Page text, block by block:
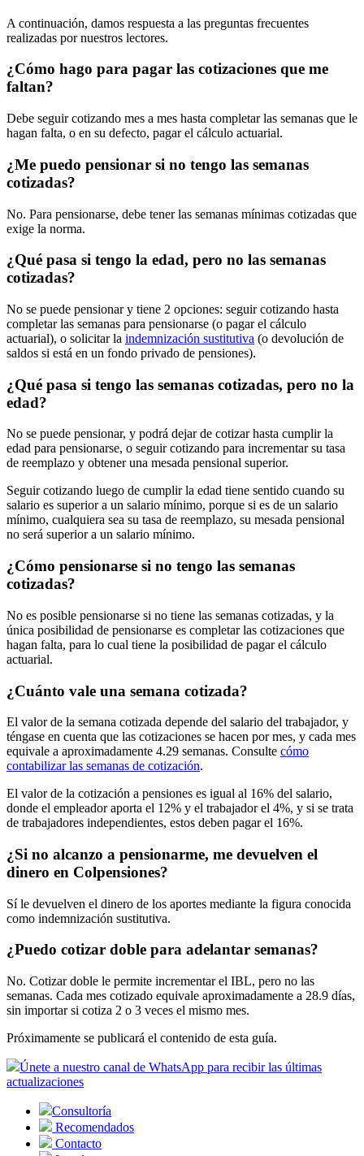
A continuación, damos respuesta a las preguntas frecuentes
realizadas por nuestros lectores.
¿Cómo hago para pagar las cotizaciones que me
faltan?
Debe seguir cotizando mes a mes hasta completar las semanas que le
hagan falta, o en su defecto, pagar el cálculo actuarial.
¿Me puedo pensionar si no tengo las semanas
cotizadas?
No. Para pensionarse, debe tener las semanas mínimas cotizadas que
exige la norma.
¿Qué pasa si tengo la edad, pero no las semanas
cotizadas?
No se puede pensionar y tiene 2 opciones: seguir cotizando hasta
completar las semanas para pensionarse (o pagar el cálculo
actuarial), o solicitar la indemnización sustitutiva (o devolución de
saldos si está en un fondo privado de pensiones).
¿Qué pasa si tengo las semanas cotizadas, pero no la
edad?
No se puede pensionar, y podrá dejar de cotizar hasta cumplir la
edad para pensionarse, o seguir cotizando para incrementar su tasa
de reemplazo y obtener una mesada pensional superior.
Seguir cotizando luego de cumplir la edad tiene sentido cuando su
salario es superior a un salario mínimo, porque si es de un salario
mínimo, cualquiera sea su tasa de reemplazo, su mesada pensional
no será superior a un salario mínimo.
¿Cómo pensionarse si no tengo las semanas
cotizadas?
No es posible pensionarse si no tiene las semanas cotizadas, y la
única posibilidad de pensionarse es completar las cotizaciones que
hagan falta, para lo cual tiene la posibilidad de pagar el cálculo
actuarial.
¿Cuánto vale una semana cotizada?
El valor de la semana cotizada depende del salario del trabajador, y
téngase en cuenta que las cotizaciones se hacen por mes, y cada mes
equivale a aproximadamente 4.29 semanas. Consulte cómo
contabilizar las semanas de cotización.
El valor de la cotización a pensiones es igual al 16% del salario,
donde el empleador aporta el 12% y el trabajador el 4%, y si se trata
de trabajadores independientes, estos deben pagar el 16%.
¿Si no alcanzo a pensionarme, me devuelven el
dinero en Colpensiones?
Sí le devuelven el dinero de los aportes mediante la figura conocida
como indemnización sustitutiva.
¿Puedo cotizar doble para adelantar semanas?
No. Cotizar doble le permite incrementar el IBL, pero no las
semanas. Cada mes cotizado equivale aproximadamente a 28.9 días,
sin importar si cotiza 2 o 3 veces el mismo mes.
Próximamente se publicará el contenido de esta guía.
Únete a nuestro canal de WhatsApp para recibir las últimas
actualizaciones
Consultoría
Recomendados
Contacto